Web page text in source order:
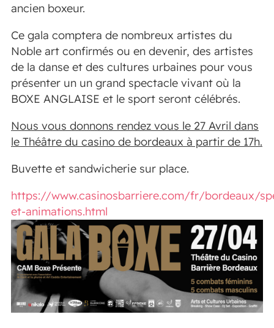
ancien boxeur.
Ce gala comptera de nombreux artistes du
Noble art confirmés ou en devenir, des artistes
de la danse et des cultures urbaines pour vous
présenter un un grand spectacle vivant où la
BOXE ANGLAISE et le sport seront célébrés.
Nous vous donnons rendez vous le 27 Avril dans
le Théâtre du casino de bordeaux à partir de 17h.
Buvette et sandwicherie sur place.
https://www.casinosbarriere.com/fr/bordeaux/
et-animations.html